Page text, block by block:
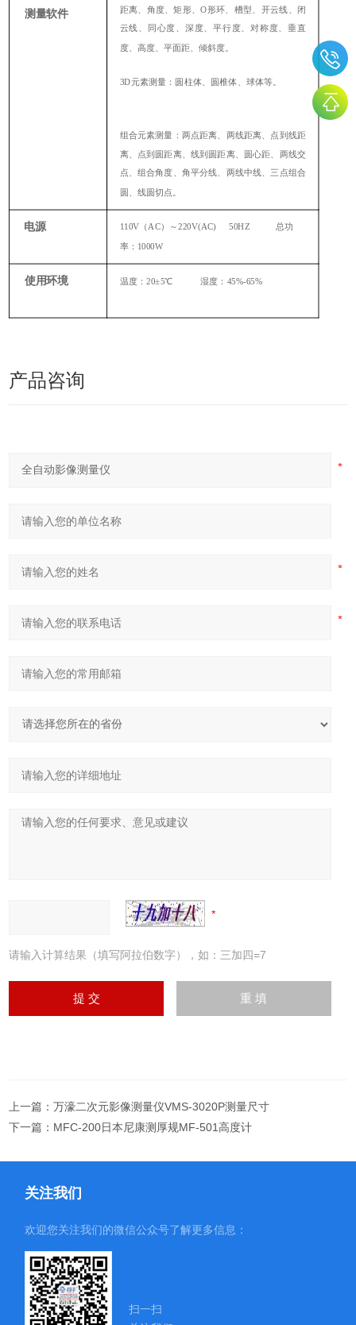
测量软件
距离、角度、矩形、O形环、槽型、开云线、闭
云线、同心度、深度、平行度、对称度、垂直
度、高度、平面距、倾斜度。
3D元素测量：圆柱体、圆椎体、球体等。
组合元素测量：两点距离、两线距离、点到线距
离、点到圆距离、线到圆距离、圆心距、两线交
点、组合角度、角平分线、两线中线、三点组合
圆、线圆切点。
电源 110V（AC）～220V(AC) 50HZ 总功
率：1000W
使用环境 温度：20±5℃ 湿度：45%-65%
产品咨询
请输入计算结果（填写阿拉伯数字），如：三加四=7
上一篇：万濠二次元影像测量仪VMS-3020P测量尺寸
下一篇： MFC-200日本尼康测厚规MF-501高度计
关注我们
欢迎您关注我们的微信公众号了解更多信息：
扫一扫